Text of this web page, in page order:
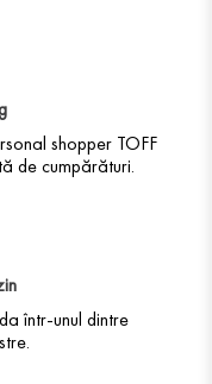
shopper TOFF
de cumpărături.
într-unul dintre